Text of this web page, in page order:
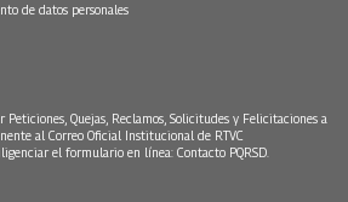
de datos personales
Peticiones, Quejas, Reclamos, Solicitudes y Felicitaciones a
al Correo Oficial Institucional de RTVC
el formulario en línea: Contacto PQRSD.